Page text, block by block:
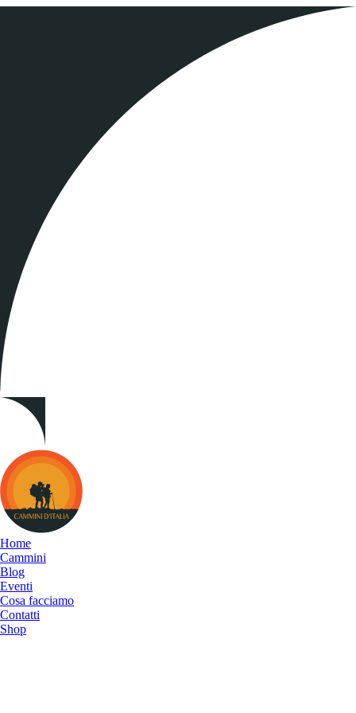
Cammini
d&#039;Italia
Home
Cammini
Blog
Eventi
Cosa facciamo
Contatti
Shop